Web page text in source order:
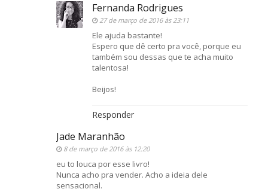
Fernanda Rodrigues
27 de março de 2016 às 23:11
Ele ajuda bastante!
Espero que dê certo pra você, porque eu
também sou dessas que te acha muito
talentosa!
Beijos!
Responder
Jade Maranhão
8 de março de 2016 às 12:20
eu to louca por esse livro!
Nunca acho pra vender. Acho a ideia dele
sensacional.